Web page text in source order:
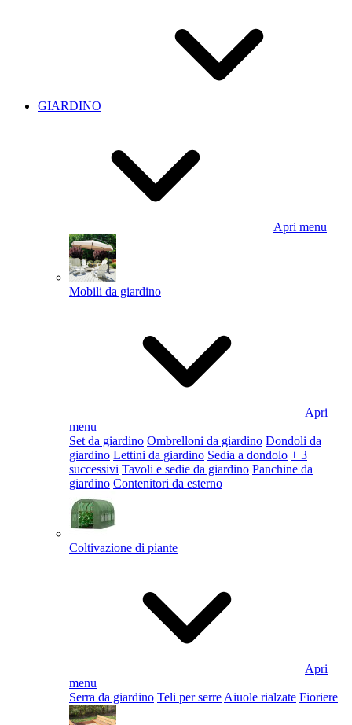
GIARDINO
Apri menu
Mobili da giardino
Apri
menu
Set da giardino Ombrelloni da giardino Dondoli da
giardino Lettini da giardino Sedia a dondolo + 3
successivi Tavoli e sedie da giardino Panchine da
giardino Contenitori da esterno
Coltivazione di piante
Apri
menu
Serra da giardino Teli per serre Aiuole rialzate Fioriere